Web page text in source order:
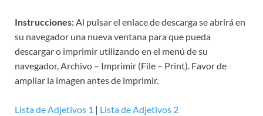
Instrucciones:Al pulsar el enlace de descarga se abrirá en
su navegador una nueva ventana para que pueda
descargar o imprimir utilizando en el menú de su
navegador, Archivo – Imprimir (File – Print). Favor de
ampliar la imagen antes de imprimir.
Lista de Adjetivos 1 | Lista de Adjetivos 2